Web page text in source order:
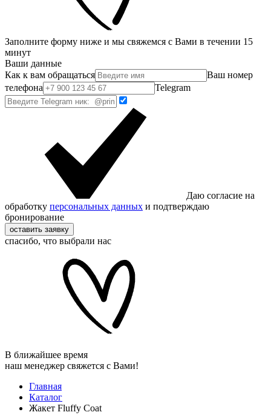
Заполните форму ниже и мы свяжемся с Вами в течении 15
минут
Ваши данные
Как к вам обращаться
Ваш номер
телефона
Telegram
Даю согласие на
обработку персональных данных и подтверждаю
бронирование
оставить заявку
спасибо, что выбрали нас
В ближайшее время
наш менеджер свяжется с Вами!
Главная
Каталог
Жакет Fluffy Coat